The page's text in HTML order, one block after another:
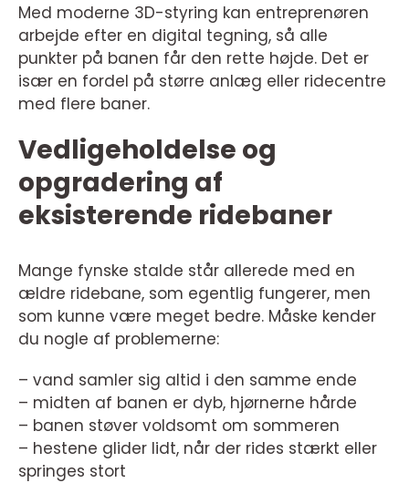
Med moderne 3D-styring kan entreprenøren
arbejde efter en digital tegning, så alle
punkter på banen får den rette højde. Det er
især en fordel på større anlæg eller ridecentre
med flere baner.
Vedligeholdelse og
opgradering af
eksisterende ridebaner
Mange fynske stalde står allerede med en
ældre ridebane, som egentlig fungerer, men
som kunne være meget bedre. Måske kender
du nogle af problemerne:
– vand samler sig altid i den samme ende
– midten af banen er dyb, hjørnerne hårde
– banen støver voldsomt om sommeren
– hestene glider lidt, når der rides stærkt eller
springes stort